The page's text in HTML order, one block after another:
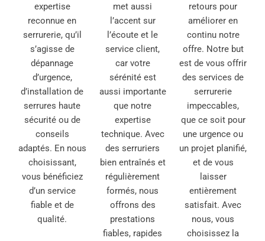
expertise
reconnue en
serrurerie, qu’il
s’agisse de
dépannage
d’urgence,
d’installation de
serrures haute
sécurité ou de
conseils
adaptés. En nous
choisissant,
vous bénéficiez
d’un service
fiable et de
qualité.
met aussi
l’accent sur
l’écoute et le
service client,
car votre
sérénité est
aussi importante
que notre
expertise
technique. Avec
des serruriers
bien entraînés et
régulièrement
formés, nous
offrons des
prestations
fiables, rapides
retours pour
améliorer en
continu notre
offre. Notre but
est de vous offrir
des services de
serrurerie
impeccables,
que ce soit pour
une urgence ou
un projet planifié,
et de vous
laisser
entièrement
satisfait. Avec
nous, vous
choisissez la